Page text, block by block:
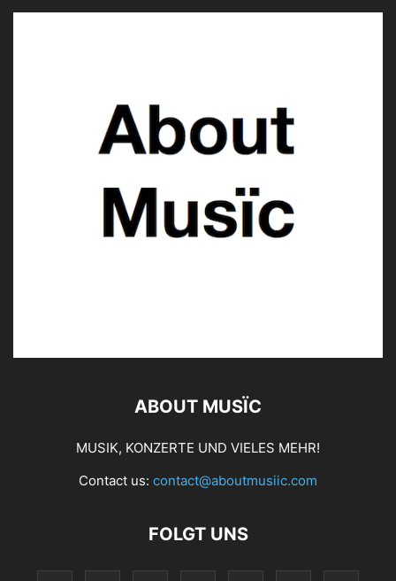
ABOUT MUSÏC
MUSIK, KONZERTE UND VIELES MEHR!
Contact us: contact@aboutmusiic.com
FOLGT UNS